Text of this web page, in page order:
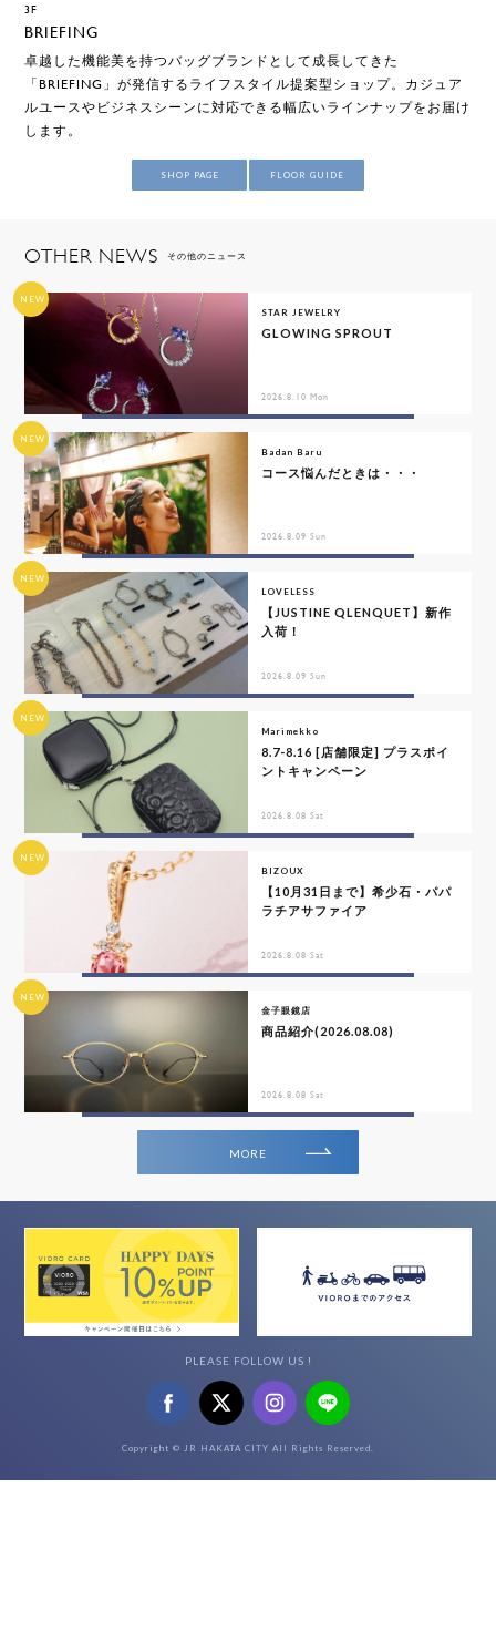
3F
BRIEFING
卓越した機能美を持つバッグブランドとして成長してきた
「BRIEFING」が発信するライフスタイル提案型ショップ。カジュア
ルユースやビジネスシーンに対応できる幅広いラインナップをお届け
します。
SHOP PAGE FLOOR GUIDE
OTHER NEWS その他のニュース
NEW
STAR JEWELRY
GLOWING SPROUT
2026.8.10 Mon
NEW
Badan Baru
コース悩んだときは・・・
2026.8.09 Sun
NEW
LOVELESS
【JUSTINE QLENQUET】新作
入荷！
2026.8.09 Sun
NEW
Marimekko
8.7-8.16 [店舗限定] プラスポイ
ントキャンペーン
2026.8.08 Sat
NEW
BIZOUX
【10月31日まで】希少石・パパ
ラチアサファイア
2026.8.08 Sat
NEW
金子眼鏡店
商品紹介(2026.08.08)
2026.8.08 Sat
MORE
PLEASE FOLLOW US !
Copyright © JR HAKATA CITY All Rights Reserved.